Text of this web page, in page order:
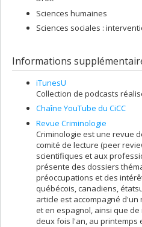
Sciences humaines
Sciences sociales :
Informations
iTunesU
Collection de podcasts
Chaîne YouTube du CiCC
Revue Criminologie
Criminologie est une revue
comité de lecture (peer
scientifiques et aux
présente des dossiers
préoccupations et des
québécois, canadiens,
article est accompagné
et en espagnol, ainsi que
deux fois l'an, au printemps